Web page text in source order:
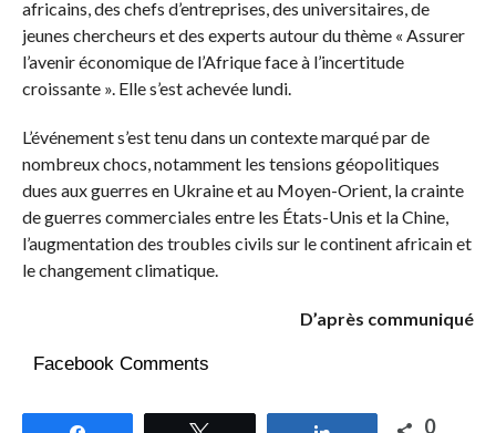
africains, des chefs d’entreprises, des universitaires, de
jeunes chercheurs et des experts autour du thème « Assurer
l’avenir économique de l’Afrique face à l’incertitude
croissante ». Elle s’est achevée lundi.
L’événement s’est tenu dans un contexte marqué par de
nombreux chocs, notamment les tensions géopolitiques
dues aux guerres en Ukraine et au Moyen-Orient, la crainte
de guerres commerciales entre les États-Unis et la Chine,
l’augmentation des troubles civils sur le continent africain et
le changement climatique.
D’après communiqué
Facebook Comments
0